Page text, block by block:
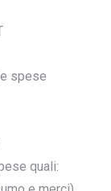
spese
quali: